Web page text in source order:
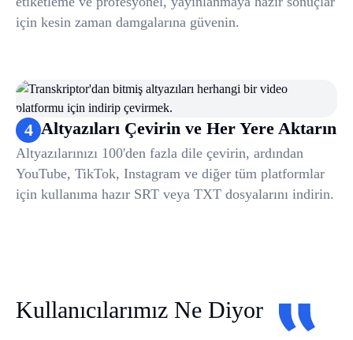
için kesin zaman damgalarına güvenin.
4 Altyazıları Çevirin ve Her Yere Aktarın
Altyazılarınızı 100'den fazla dile çevirin, ardından
YouTube, TikTok, Instagram ve diğer tüm platformlar
için kullanıma hazır SRT veya TXT dosyalarını indirin.
Kullanıcılarımız Ne Diyor